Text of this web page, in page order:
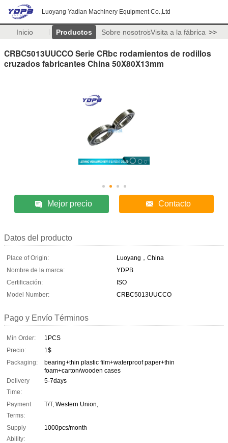
Luoyang Yadian Machinery Equipment Co.,Ltd
Inicio Productos Sobre nosotrosVisita a la fábrica >>
CRBC5013UUCCO Serie CRbc rodamientos de rodillos
cruzados fabricantes China 50X80X13mm
Mejor precio Contacto
Datos del producto
Place of Origin:
Luoyang，China
Nombre de la marca:
YDPB
Certificación:
ISO
Model Number:
CRBC5013UUCCO
Pago y Envío Términos
Min Order:
1PCS
Precio:
1$
Packaging:
bearing+thin plastic film+waterproof paper+thin
foam+carton/wooden cases
Delivery
Time:
5-7days
Payment
Terms:
T/T, Western Union,
Supply
Ability:
1000pcs/month